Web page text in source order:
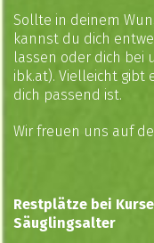
Sollte in deinem
kannst du dich
lassen oder dich bei
ibk.at). Vielleicht gibt
dich passend ist.
Wir freuen uns auf
Restplätze bei
Säuglingsalter